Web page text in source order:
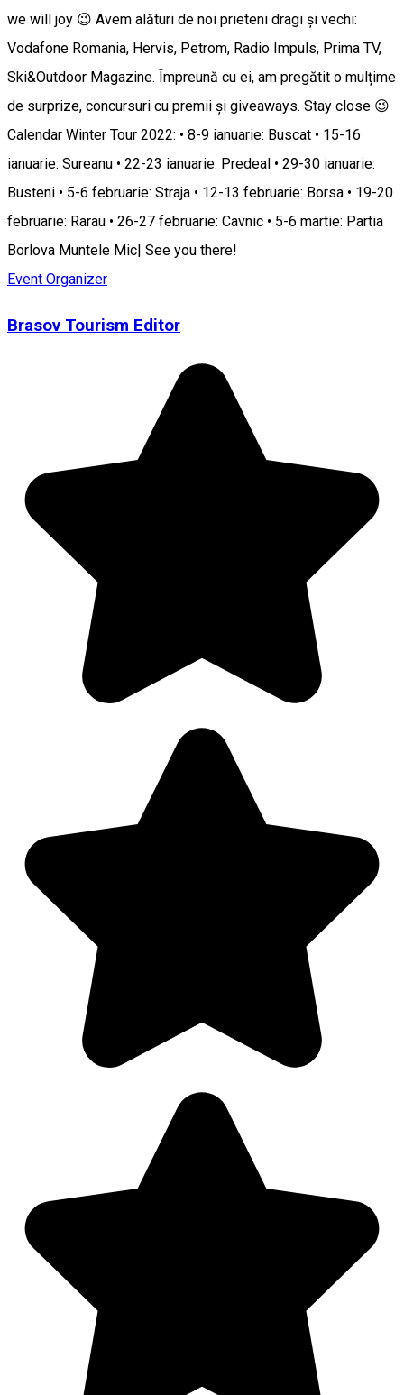
we will joy 😉 Avem alături de noi prieteni dragi și vechi:
Vodafone Romania, Hervis, Petrom, Radio Impuls, Prima TV,
Ski&Outdoor Magazine. Împreună cu ei, am pregătit o mulțime
de surprize, concursuri cu premii și giveaways. Stay close 😉
Calendar Winter Tour 2022: • 8-9 ianuarie: Buscat • 15-16
ianuarie: Sureanu • 22-23 ianuarie: Predeal • 29-30 ianuarie:
Busteni • 5-6 februarie: Straja • 12-13 februarie: Borsa • 19-20
februarie: Rarau • 26-27 februarie: Cavnic • 5-6 martie: Partia
Borlova Muntele Mic| See you there!
Event Organizer
Brasov Tourism Editor